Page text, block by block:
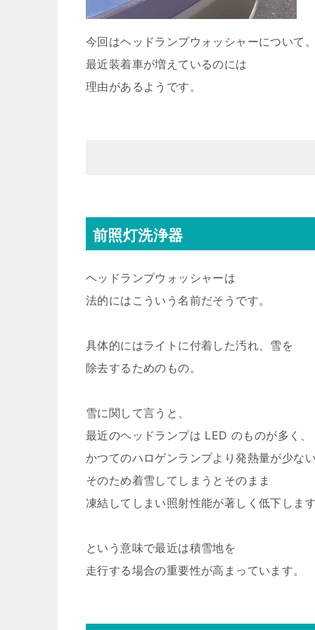
今回はヘッドランプウォッシャーについて
最近装着車が増えているのには
理由があるようです。
前照灯洗浄器
ヘッドランプウォッシャーは
法的にはこういう名前だそうです。
具体的にはライトに付着した汚れ、雪を
除去するためのもの。
雪に関して言うと、
最近のヘッドランプは LED のものが多く、
かつてのハロゲンランプより発熱量が少な
そのため着雪してしまうとそのまま
凍結してしまい照射性能が著しく低下しま
という意味で最近は積雪地を
走行する場合の重要性が高まっています。